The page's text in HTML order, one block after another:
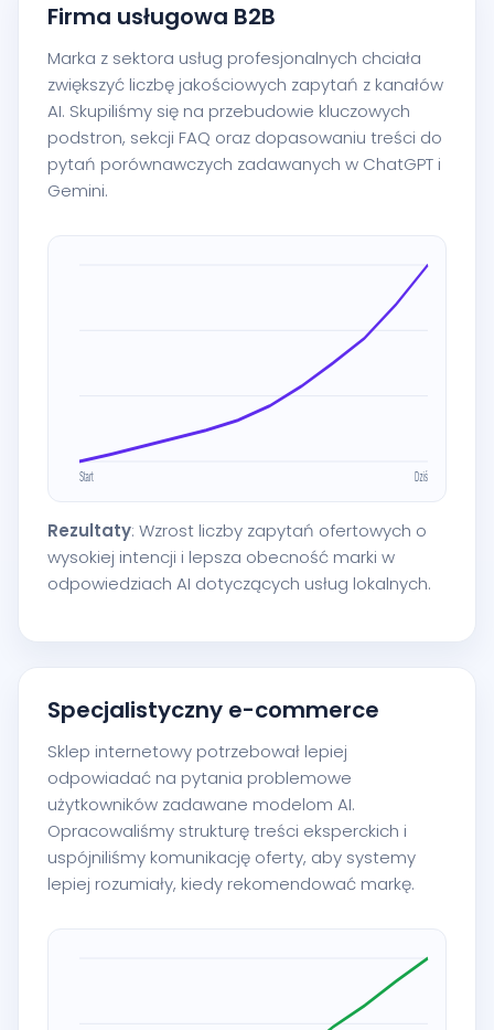
Firma usługowa B2B
Marka z sektora usług profesjonalnych chciała
zwiększyć liczbę jakościowych zapytań z kanałów
AI. Skupiliśmy się na przebudowie kluczowych
podstron, sekcji FAQ oraz dopasowaniu treści do
pytań porównawczych zadawanych w ChatGPT i
Gemini.
Rezultaty: Wzrost liczby zapytań ofertowych o
wysokiej intencji i lepsza obecność marki w
odpowiedziach AI dotyczących usług lokalnych.
Specjalistyczny e-commerce
Sklep internetowy potrzebował lepiej
odpowiadać na pytania problemowe
użytkowników zadawane modelom AI.
Opracowaliśmy strukturę treści eksperckich i
uspójniliśmy komunikację oferty, aby systemy
lepiej rozumiały, kiedy rekomendować markę.